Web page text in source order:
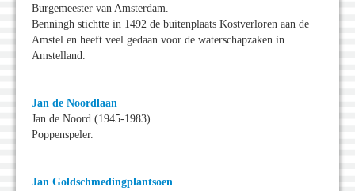
Burgemeester van Amsterdam.
Benningh stichtte in 1492 de buitenplaats Kostverloren aan de
Amstel en heeft veel gedaan voor de waterschapzaken in
Amstelland.
Jan de Noordlaan
Jan de Noord (1945-1983)
Poppenspeler.
Jan Goldschmedingplantsoen